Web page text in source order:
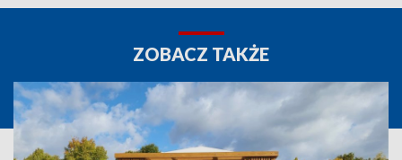
ZOBACZ TAKŻE